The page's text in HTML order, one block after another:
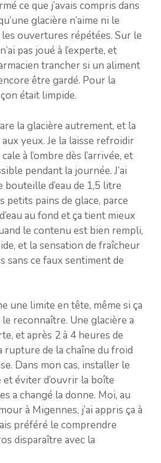
ce que j’avais compris dans
glacière n’aime ni le
les ouvertures répétées. Sur le
pas joué à l’experte, et
trancher si un aliment
être gardé. Pour la
était limpide.
la glacière autrement, et la
yeux. Je la laisse refroidir
à l’ombre dès l’arrivée, et
pendant la journée. J’ai
d’eau de 1,5 litre
petits pains de glace, parce
au fond et ça tient mieux
le contenu est bien rempli,
et la sensation de fraîcheur
sans ce faux sentiment de
une limite en tête, même si ça
le reconnaître. Une glacière a
et après 2 à 4 heures de
rupture de la chaîne du froid
Dans mon cas, installer le
éviter d’ouvrir la boîte
a changé la donne. Moi, au
à Migennes, j’ai appris ça à
préféré le comprendre
disparaître avec la